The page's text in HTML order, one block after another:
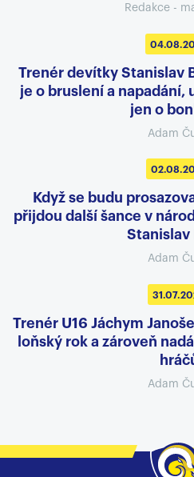
Redakce -
Trenér devítky Stanislav
je o bruslení a napadání,
jen o
Adam
Když se budu
přijdou další šance v
Stanislav
Adam
Trenér U16 Jáchym
loňský rok a zároveň
Adam